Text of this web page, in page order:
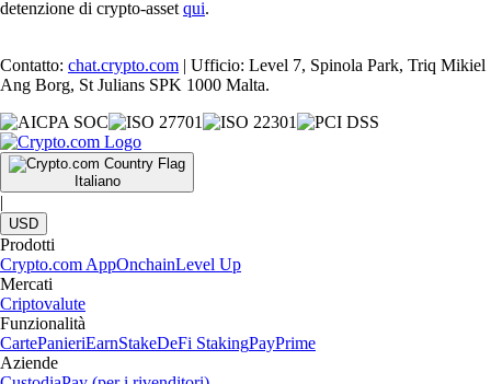
detenzione di crypto-asset qui.
Contatto: chat.crypto.com | Ufficio: Level 7, Spinola Park, Triq Mikiel
Ang Borg, St Julians SPK 1000 Malta.
Italiano
|
USD
Prodotti
Crypto.com AppOnchainLevel Up
Mercati
Criptovalute
Funzionalità
CartePanieriEarnStakeDeFi StakingPayPrime
Aziende